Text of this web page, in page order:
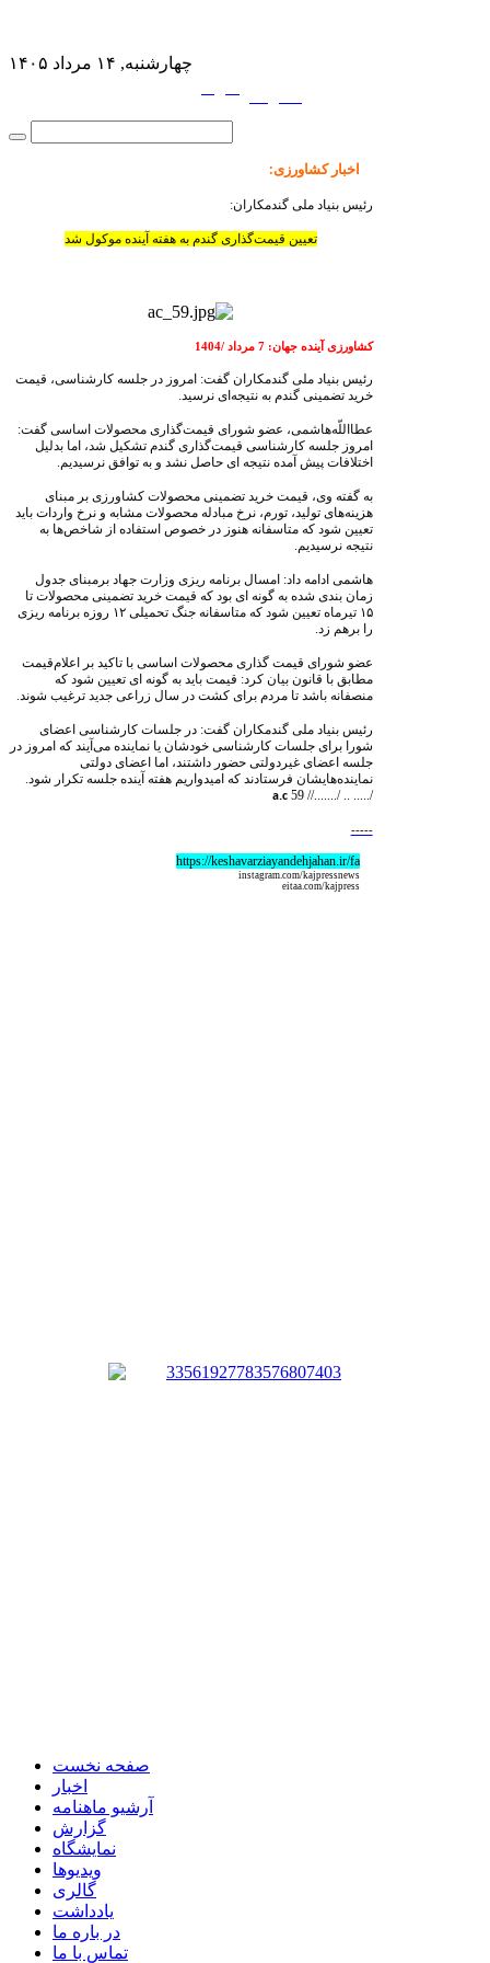
چهارشنبه, ۱۴ مرداد ۱۴۰۵
اخبار کشاورزی:
رئیس بنیاد ملی گندمکاران:
تعیین قیمت‌گذاری گندم به هفته آینده موکول شد
کشاورزی آینده جهان: 7 مرداد /1404
رئیس بنیاد ملی گندمکاران گفت: امروز در جلسه کارشناسی، قیمت
خرید تضمینی گندم به نتیجه‌ای نرسید.
عطااللّه‌هاشمی، عضو شورای قیمت‌گذاری محصولات اساسی گفت:
امروز جلسه کارشناسی قیمت‌گذاری گندم تشکیل شد، اما بدلیل
اختلافات پیش آمده نتیجه ای حاصل نشد و به توافق نرسیدیم.
به گفته وی، قیمت خرید تضمینی محصولات کشاورزی بر مبنای
هزینه‌های تولید، تورم، نرخ مبادله محصولات مشابه و نرخ واردات باید
تعیین شود که متاسفانه هنوز در خصوص استفاده از شاخص‌ها به
نتیجه نرسیدیم.
هاشمی ادامه داد: امسال برنامه ریزی وزارت جهاد برمبنای جدول
زمان بندی شده به گونه ای بود که قیمت خرید تضمینی محصولات تا
۱۵ تیرماه تعیین شود که متاسفانه جنگ تحمیلی ۱۲ روزه برنامه ریزی
را برهم زد.
عضو شورای قیمت گذاری محصولات اساسی با تاکید بر اعلام‌قیمت
مطابق با قانون بیان کرد: قیمت باید به گونه ای تعیین شود که
منصفانه باشد تا مردم برای کشت در سال زراعی جدید ترغیب شوند.
رئیس بنیاد ملی گندمکاران گفت: در جلسات کارشناسی اعضای
شورا برای جلسات کارشناسی خودشان یا نماینده می‌آیند که امروز در
جلسه اعضای غیردولتی حضور داشتند، اما اعضای دولتی
نماینده‌هایشان فرستادند که امیدواریم هفته آینده جلسه تکرار شود.
/..... .. /.......//
59
a.c
-----
https://keshavarziayandehjahan.ir/fa
instagram.com/kajpressnews
eitaa.com/kajpress
صفحه نخست
اخبار
آرشیو ماهنامه
گزارش
نمایشگاه
ویدیوها
گالری
یادداشت
در باره ما
تماس با ما